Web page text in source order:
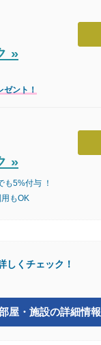
»
ント！
»
も5%付与 ！
もOK
しくチェック！
屋・施設の詳細情報